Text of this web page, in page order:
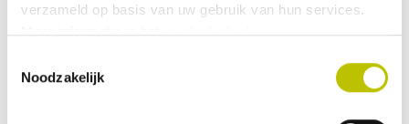
verzameld op basis van uw gebruik van hun services.
Meer informatie in hetcookiebeleid.
Noodzakelijk
behandelde waterafstotende dons
omstandigheden. Down Defender
zorgt ervoor dat het dons niet gaat